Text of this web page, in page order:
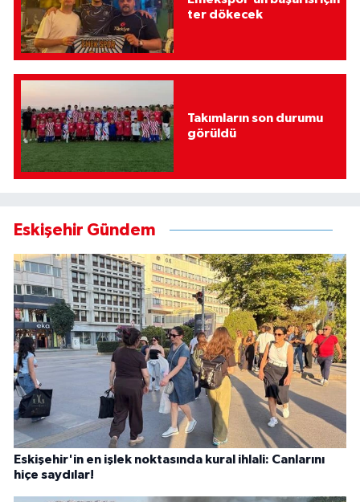
ter dökecek
Takımların son durumu
görüldü
Eskişehir Gündem
Eskişehir'in en işlek noktasında kural ihlali: Canlarını
hiçe saydılar!